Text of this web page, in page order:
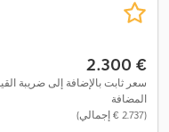
‏2.300 €
سعر ثابت بالإضافة إلى ضريبة
المضافة
(‏2.737 € إجمالي)